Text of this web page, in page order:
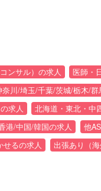
ンサル）の求人 医師・
川/埼玉/千葉/茨城/栃木/群
求人 北海道・東北・中
港/中国/韓国の求人
他
せるの求人 出張あり（